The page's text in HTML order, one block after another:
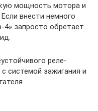
мощность мотора и
внести немного
запросто обретает
реле-
системой зажигания и